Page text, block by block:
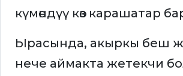
күмөндүү көз карашатар
Ырасында, акыркы беш
нече аймакта жетекчи